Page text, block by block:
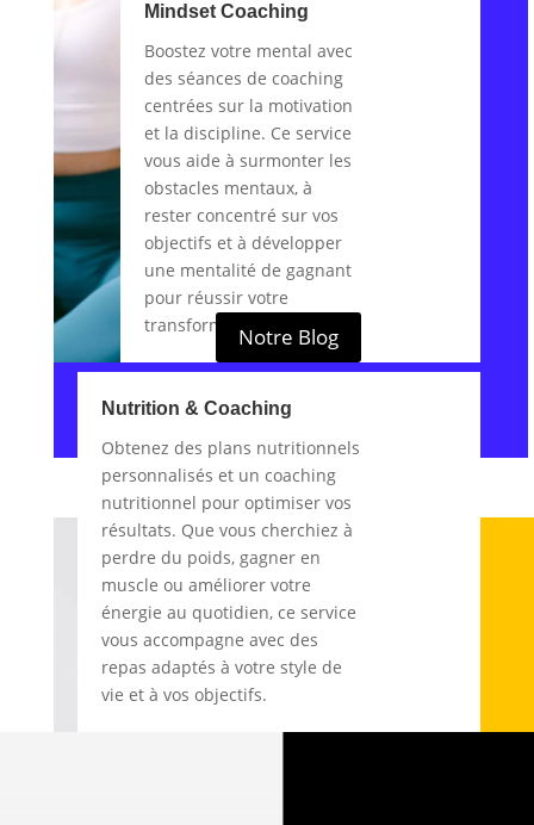
Mindset Coaching
Boostez votre mental avec
des séances de coaching
centrées sur la motivation
et la discipline. Ce service
vous aide à surmonter les
obstacles mentaux, à
rester concentré sur vos
objectifs et à développer
une mentalité de gagnant
pour réussir votre
transformation physique.
Notre Blog
Nutrition & Coaching
Obtenez des plans nutritionnels
personnalisés et un coaching
nutritionnel pour optimiser vos
résultats. Que vous cherchiez à
perdre du poids, gagner en
muscle ou améliorer votre
énergie au quotidien, ce service
vous accompagne avec des
repas adaptés à votre style de
vie et à vos objectifs.